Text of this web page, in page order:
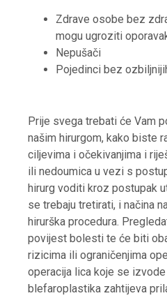
Zdrave osobe bez
mogu ugroziti
Nepušači
Pojedinci bez
Prije svega trebati će Vam
našim hirurgom, kako biste
ciljevima i očekivanjima i
ili nedoumica u vezi s
hirurg voditi kroz postupak
se trebaju tretirati, i načina
hirurška procedura.
povijest bolesti te će biti
rizicima ili ograničenjima
operacija lica koje se
blefaroplastika zahtijeva